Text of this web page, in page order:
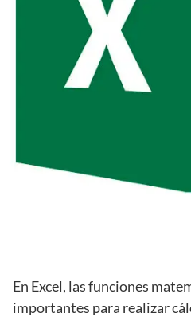
En Excel, las funciones
importantes para realizar